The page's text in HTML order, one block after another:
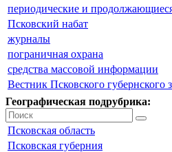
периодические и
Псковский набат
журналы
пограничная охрана
средства массовой информации
Вестник Псковского губернского
Географическая подрубрика:
Псковская область
Псковская губерния